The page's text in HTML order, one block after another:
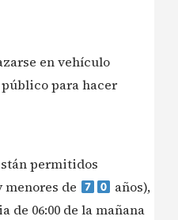
en vehículo
para hacer
permitidos
menores de
años),
de 06:00 de la mañana